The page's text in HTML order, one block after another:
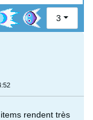
3
rendent très